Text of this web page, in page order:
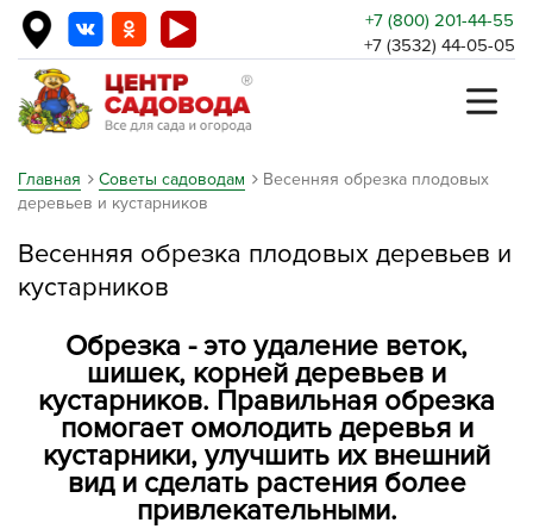
+7 (800) 201-44-55
+7 (3532) 44-05-05
Главная Советы садоводам
Весенняя обрезка плодовых
деревьев и кустарников
Весенняя обрезка плодовых деревьев и
кустарников
Обрезка - это удаление веток,
шишек, корней деревьев и
кустарников. Правильная обрезка
помогает омолодить деревья и
кустарники, улучшить их внешний
вид и сделать растения более
привлекательными.